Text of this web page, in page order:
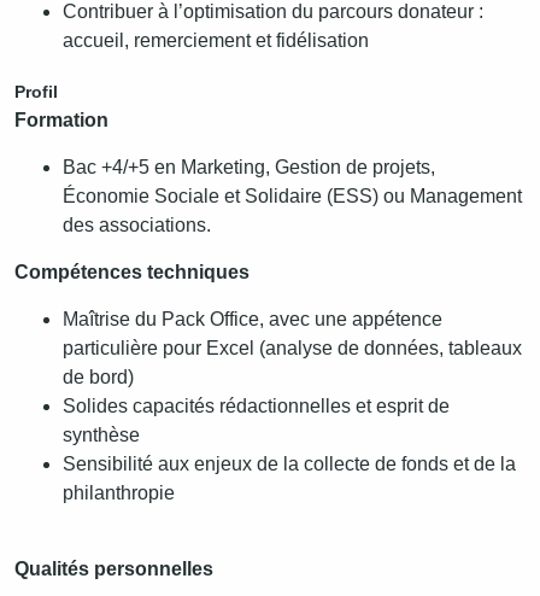
Contribuer à l’optimisation du parcours donateur :
accueil, remerciement et fidélisation
Profil
Formation
Bac +4/+5 en Marketing, Gestion de projets,
Économie Sociale et Solidaire (ESS) ou Management
des associations.
Compétences techniques
Maîtrise du Pack Office, avec une appétence
particulière pour Excel (analyse de données, tableaux
de bord)
Solides capacités rédactionnelles et esprit de
synthèse
Sensibilité aux enjeux de la collecte de fonds et de la
philanthropie
Qualités personnelles